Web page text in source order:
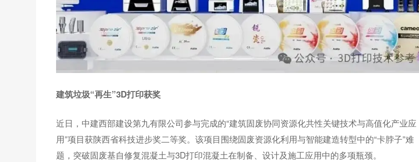
建筑垃圾“再生”3D打印获奖
近日，中建西部建设第九有限公司参与完成的“建筑固废协同资源化共性关键技术与高值化产业应
用”项目获陕西省科技进步奖二等奖。该项目围绕固废资源化利用与智能建造转型中的“卡脖子”难
题，突破固废基自修复混凝土与3D打印混凝土在制备、设计及施工应用中的多项瓶颈。